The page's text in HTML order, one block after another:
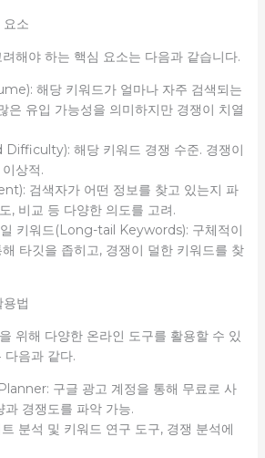
소
해야 하는 핵심 요소는 다음과 같습니다.
해당 키워드가 얼마나 자주 검색되는
은 유입 가능성을 의미하지만 경쟁이 치열
해당 키워드 경쟁 수준. 경쟁이
상적.
검색자가 어떤 정보를 찾고 있는지 파
, 비교 등 다양한 의도를 고려.
키워드(Long-tail Keywords): 구체적이
타깃을 좁히고, 경쟁이 덜한 키워드를 찾
법
위해 다양한 온라인 도구를 활용할 수 있
다음과 같다.
구글 광고 계정을 통해 무료로 사
경쟁도를 파악 가능.
분석 및 키워드 연구 도구, 경쟁 분석에